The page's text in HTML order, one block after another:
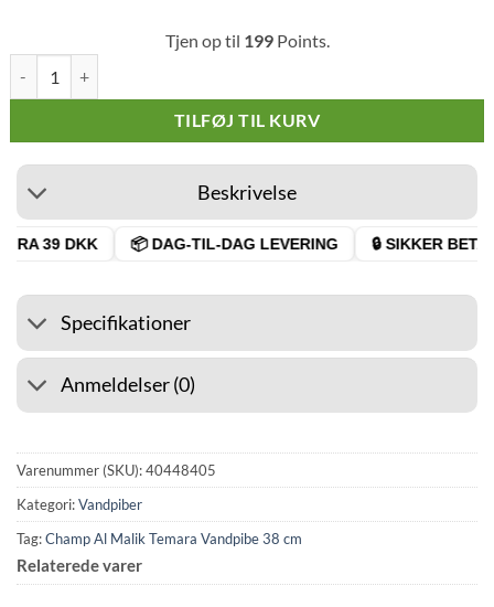
Tjen op til 199Points.
TILFØJ TIL KURV
Beskrivelse
39 DKK 📦 DAG-TIL-DAG LEVERING 🔒 SIKKER
Specifikationer
Anmeldelser (0)
Varenummer (SKU):40448405
Kategori:Vandpiber
Tag:Champ Al Malik Temara Vandpibe 38 cm
Relaterede varer